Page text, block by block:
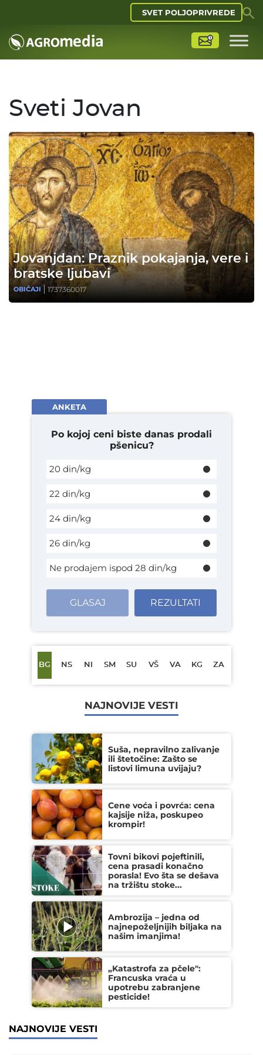
SVET POLJOPRIVREDE
Sveti Jovan
Jovanjdan: Praznik pokajanja, vere i
bratske ljubavi
OBIČAJI 1737360017
ANKETA
Po kojoj ceni biste danas prodali
pšenicu?
20 din/kg
22 din/kg
24 din/kg
26 din/kg
Ne prodajem ispod 28 din/kg
GLASAJ REZULTATI
BG NS NI SM SU VŠ VA KG ZA
NAJNOVIJE VESTI
Suša, nepravilno zalivanje
ili štetočine: Zašto se
listovi limuna uvijaju?
Cene voća i povrća: cena
kajsije niža, poskupeo
krompir!
Tovni bikovi pojeftinili,
cena prasadi konačno
porasla! Evo šta se dešava
na tržištu stoke...
Ambrozija – jedna od
najnepoželjnijih biljaka na
našim imanjima!
„Katastrofa za pčele":
Francuska vraća u
upotrebu zabranjene
pesticide!
NAJNOVIJE VESTI